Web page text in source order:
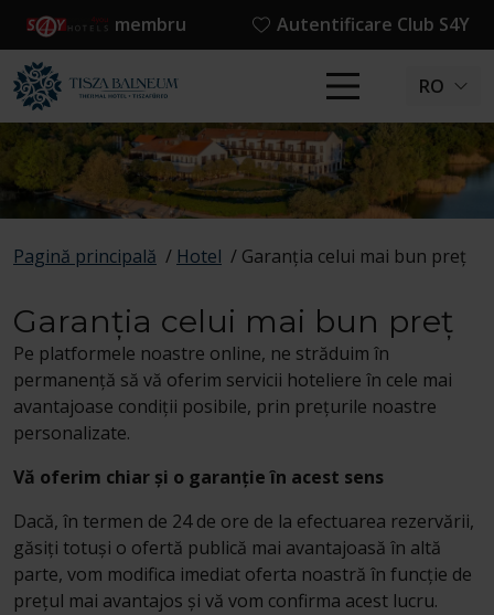
membru Autentificare Club S4Y
RO
Pagină principală / Hotel / Garanția celui mai bun preț
Garanția celui mai bun preț
Pe platformele noastre online, ne străduim în
permanență să vă oferim servicii hoteliere în cele mai
avantajoase condiții posibile, prin prețurile noastre
personalizate.
Vă oferim chiar și o garanție în acest sens
Dacă, în termen de 24 de ore de la efectuarea rezervării,
găsiți totuși o ofertă publică mai avantajoasă în altă
parte, vom modifica imediat oferta noastră în funcție de
prețul mai avantajos și vă vom confirma acest lucru.